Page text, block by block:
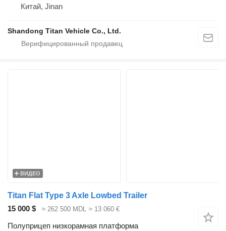
Китай, Jinan
Shandong Titan Vehicle Co., Ltd.
ВИДЕО
Titan Flat Type 3 Axle Lowbed Trailer
15 000 $
≈ 262 500 MDL ≈ 13 060 €
Полуприцеп низкорамная платформа